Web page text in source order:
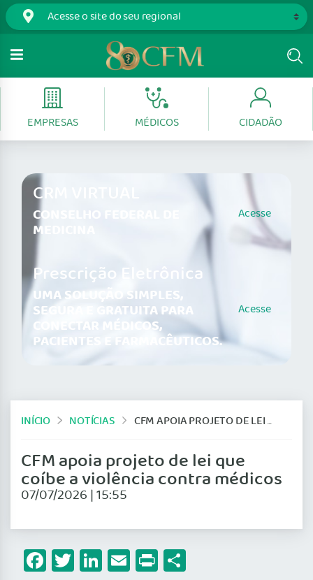
EMPRESAS MÉDICOS CIDADÃO
CRM VIRTUAL
CONSELHO FEDERAL DE
MEDICINA
Acesse
Prescrição Eletrônica
UMA SOLUÇÃO SIMPLES,
SEGURA E GRATUITA PARA
CONECTAR MÉDICOS,
PACIENTES E FARMACÊUTICOS.
Acesse
INÍCIO NOTÍCIAS CFM APOIA PROJETO DE LEI QUE COÍBE A VIOLÊNCIA CONTRA MÉDICOS
CFM apoia projeto de lei que
coíbe a violência contra médicos
07/07/2026 | 15:55
Facebook
Twitter
LinkedIn
Email
Print